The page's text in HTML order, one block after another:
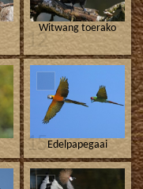
12
Witwang toerako
15Edelpapegaai